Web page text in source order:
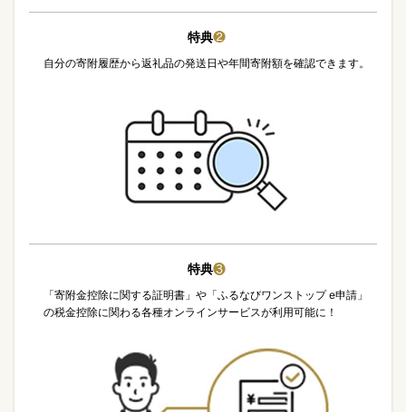
特典❷
自分の寄附履歴から返礼品の発送日や年間寄附額を確認できます。
特典❸
「寄附金控除に関する証明書」や「ふるなびワンストップ e申請」
の税金控除に関わる各種オンラインサービスが利用可能に！